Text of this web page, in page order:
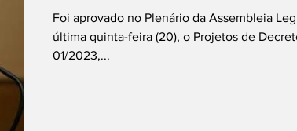
Foi aprovado no Plenário da Assembleia
última quinta-feira (20), o Projetos de
01/2023,...